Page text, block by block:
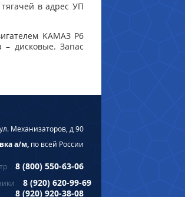
в адрес УП
KAMAЗ Р6
– дисковые. Запас
ул. Механизаторов, д 90
а/м, по всей России
8 (800) 550-63-06
8 (920) 620-99-69
8 (920) 920-38-08